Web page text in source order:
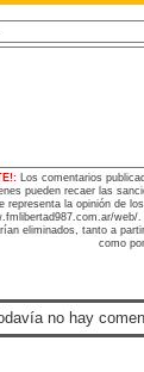
Los comentarios
pueden recaer las
representa la opinión de
web/
eliminados, tanto a
como
no hay